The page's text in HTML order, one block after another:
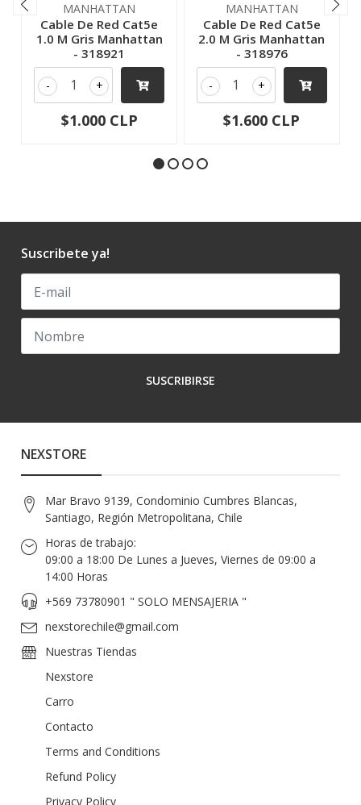
MANHATTAN
Cable De Red Cat5e
1.0 M Gris Manhattan
- 318921
+
-
$1.000 CLP
MANHATTAN
Cable De Red Cat5e
2.0 M Gris Manhattan
- 318976
+
-
$1.600 CLP
Suscribete ya!
SUSCRIBIRSE
NEXSTORE
Mar Bravo 9139, Condominio Cumbres Blancas,
Santiago, Región Metropolitana, Chile
Horas de trabajo:
09:00 a 18:00 De Lunes a Jueves, Viernes de 09:00 a
14:00 Horas
+569 73780901 " SOLO MENSAJERIA "
nexstorechile@gmail.com
Nuestras Tiendas
Nexstore
Carro
Contacto
Terms and Conditions
Refund Policy
Privacy Policy